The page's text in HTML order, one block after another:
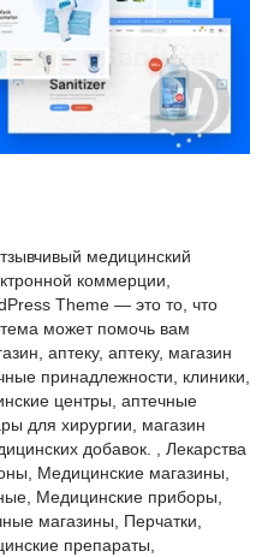
медицинский
коммерции,
Theme — это то, что
может помочь вам
аптеку, аптеку, магазин
принадлежности, клиники,
центры, аптечные
для хирургии, магазин
добавок. , Лекарства
Медицинские магазины,
Медицинские приборы,
магазины, Перчатки,
препараты,